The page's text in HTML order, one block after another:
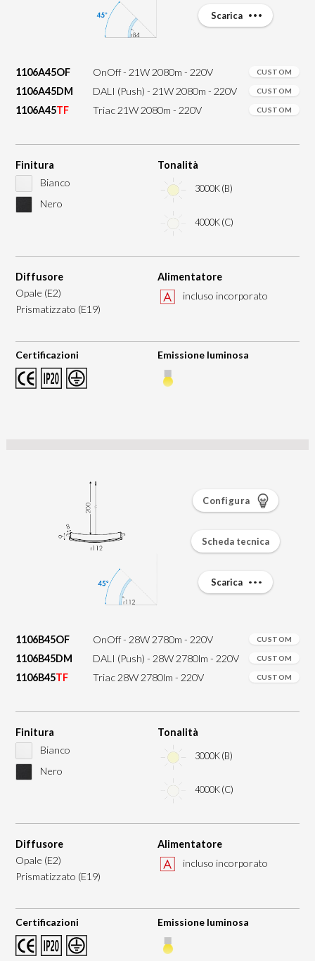
1106A45OF OnOff - 21W 2080m - 220V CUSTOM
1106A45DM DALI (Push) - 21W 2080m - 220V CUSTOM
1106A45TF Triac 21W 2080m - 220V CUSTOM
Finitura
Bianco
Nero
Tonalità
3000K (B)
4000K (C)
Diffusore
Opale (E2)
Prismatizzato (E19)
Alimentatore
incluso incorporato
Certificazioni Emissione luminosa
Scarica
1106B45OF OnOff - 28W 2780m - 220V CUSTOM
1106B45DM DALI (Push) - 28W 2780lm - 220V CUSTOM
1106B45TF Triac 28W 2780lm - 220V CUSTOM
Finitura
Bianco
Nero
Tonalità
3000K (B)
4000K (C)
Diffusore
Opale (E2)
Prismatizzato (E19)
Alimentatore
incluso incorporato
Certificazioni Emissione luminosa
Configura
Scheda tecnica
Scarica